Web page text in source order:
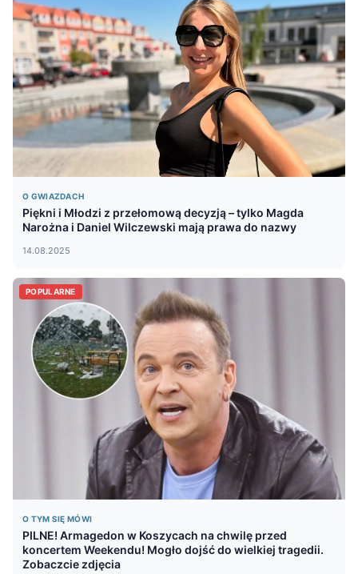
O GWIAZDACH
Piękni i Młodzi z przełomową decyzją – tylko Magda
Narożna i Daniel Wilczewski mają prawa do nazwy
14.08.2025
POPULARNE
O TYM SIĘ MÓWI
PILNE! Armagedon w Koszycach na chwilę przed
koncertem Weekendu! Mogło dojść do wielkiej tragedii.
Zobaczcie zdjęcia